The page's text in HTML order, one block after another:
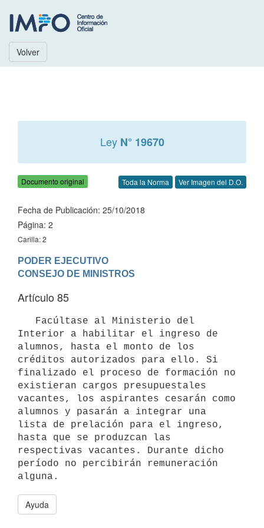
Volver
Ley N° 19670
Documento original Toda la Norma Ver Imagen del D.O.
Fecha de Publicación: 25/10/2018
Página: 2
Carilla: 2
PODER EJECUTIVO
Artículo 85
Interior a habilitar el ingreso de
alumnos, hasta el monto de los
créditos autorizados para ello. Si
finalizado el proceso de formación no
existieran cargos presupuestales
vacantes, los aspirantes cesarán como
alumnos y pasarán a integrar una
lista de prelación para el ingreso,
hasta que se produzcan las
respectivas vacantes. Durante dicho
período no percibirán remuneración
Ayuda